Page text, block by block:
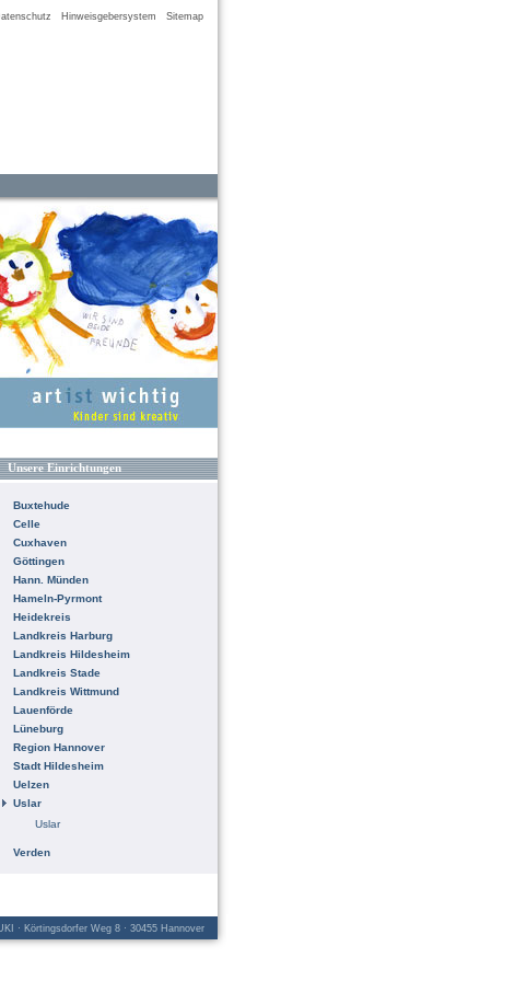
Hinweisgebersystem Sitemap
Unsere Einrichtungen
Buxtehude
Celle
Cuxhaven
Göttingen
Hann. Münden
Hameln-Pyrmont
Heidekreis
Landkreis Harburg
Landkreis Hildesheim
Landkreis Stade
Landkreis Wittmund
Lauenförde
Lüneburg
Region Hannover
Stadt Hildesheim
Uelzen
Uslar
Uslar
Verden
· Körtingsdorfer Weg 8 · 30455 Hannover